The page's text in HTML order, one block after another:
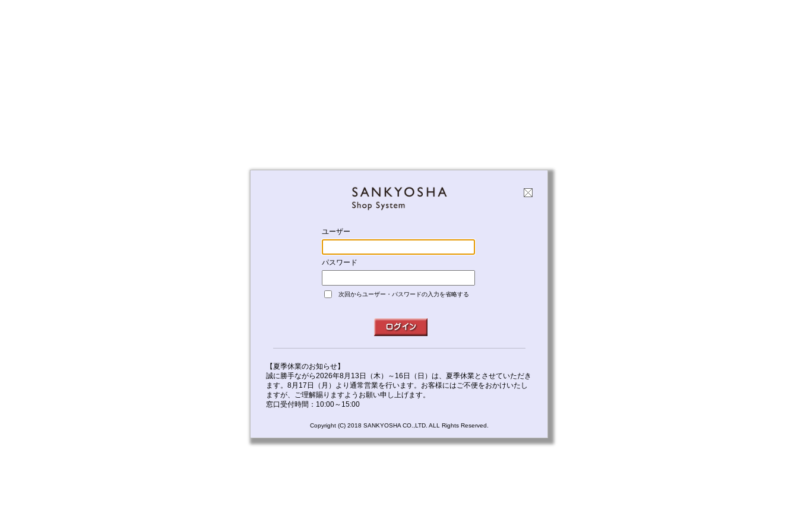
ユーザー
パスワード
次回からユーザー・パスワードの入力を省略する
【夏季休業のお知らせ】
誠に勝手ながら2026年8月13日（木）～16日（日）は、夏季休業とさせていただき
ます。8月17日（月）より通常営業を行います。お客様にはご不便をおかけいたし
ますが、ご理解賜りますようお願い申し上げます。
窓口受付時間：10:00～15:00
Copyright (C) 2018 SANKYOSHA CO.,LTD. ALL Rights Reserved.